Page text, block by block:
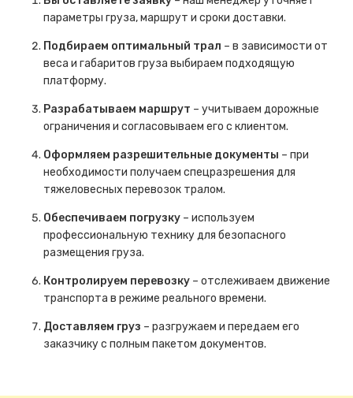
параметры груза, маршрут и сроки доставки.
Подбираем оптимальный трал – в зависимости от
веса и габаритов груза выбираем подходящую
платформу.
Разрабатываем маршрут – учитываем дорожные
ограничения и согласовываем его с клиентом.
Оформляем разрешительные документы – при
необходимости получаем спецразрешения для
тяжеловесных перевозок тралом.
Обеспечиваем погрузку – используем
профессиональную технику для безопасного
размещения груза.
Контролируем перевозку – отслеживаем движение
транспорта в режиме реального времени.
Доставляем груз – разгружаем и передаем его
заказчику с полным пакетом документов.